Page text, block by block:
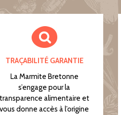
TRAÇABILITÉ GARANTIE
La Marmite Bretonne
s’engage pour la
alimentaire et
vous donne accès à l’origine